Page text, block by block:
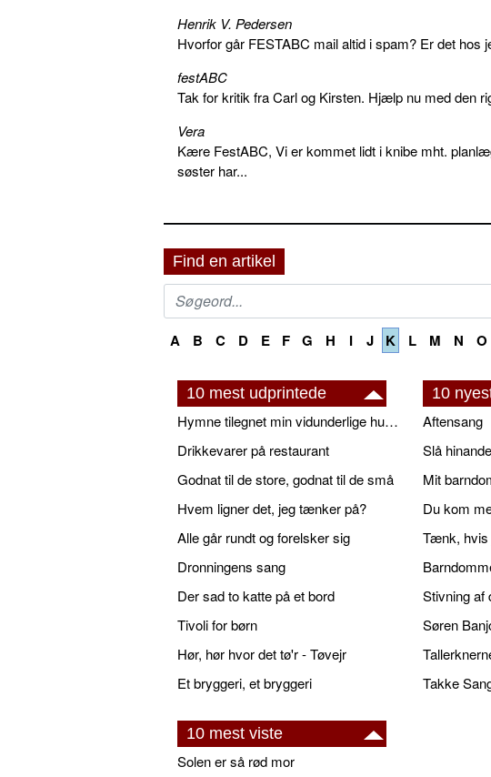
Henrik V. Pedersen
Hvorfor går FESTABC mail altid i spam? Er det hos
festABC
Tak for kritik fra Carl og Kirsten. Hjælp nu med den
Vera
Kære FestABC, Vi er kommet lidt i knibe mht.
søster har...
Find en artikel
A B C D E F G H I J K L M N O
10 mest udprintede
Hymne tilegnet min vidunderlige husbond
Drikkevarer på restaurant
Godnat til de store, godnat til de små
Hvem ligner det, jeg tænker på?
Alle går rundt og forelsker sig
Dronningens sang
Der sad to katte på et bord
Tivoli for børn
Hør, hør hvor det tø'r - Tøvejr
Et bryggeri, et bryggeri
10
Aftensang
Slå
Mit
Du kom
Tænk, hvis
Stivning af
Søren
Takke
10 mest viste
Solen er så rød mor